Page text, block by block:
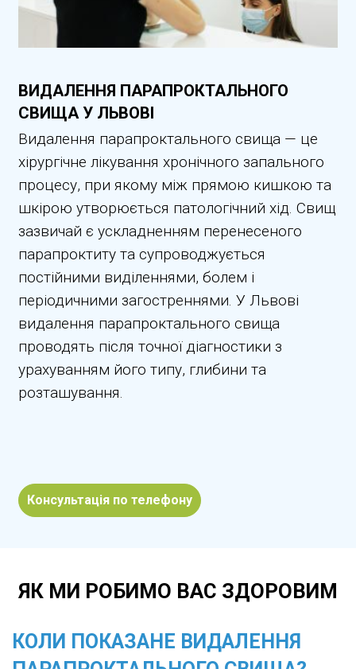
ВИДАЛЕННЯ ПАРАПРОКТАЛЬНОГО
СВИЩА У ЛЬВОВІ
Видалення парапроктального свища — це
хірургічне лікування хронічного запального
процесу, при якому між прямою кишкою та
шкірою утворюється патологічний хід. Свищ
зазвичай є ускладненням перенесеного
парапроктиту та супроводжується
постійними виділеннями, болем і
періодичними загостреннями. У Львові
видалення парапроктального свища
проводять після точної діагностики з
урахуванням його типу, глибини та
розташування.
Консультація по телефону
ЯК МИ РОБИМО ВАС ЗДОРОВИМ
КОЛИ ПОКАЗАНЕ ВИДАЛЕННЯ